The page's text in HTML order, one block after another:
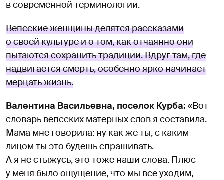
в современной терминологии.
Вепсские женщины делятся рассказами
о своей культуре и о том, как отчаянно они
пытаются сохранить традиции. Вдруг там, где
надвигается смерть, особенно ярко начинает
мерцать жизнь.
Валентина Васильевна, поселок Курба: «Вот
словарь вепсских матерных слов я составила.
Мама мне говорила: ну как же ты, с каким
лицом ты это будешь спрашивать.
А я не стыжусь, это тоже наши слова. Плюс
у меня было ощущение, что мы все уходим,